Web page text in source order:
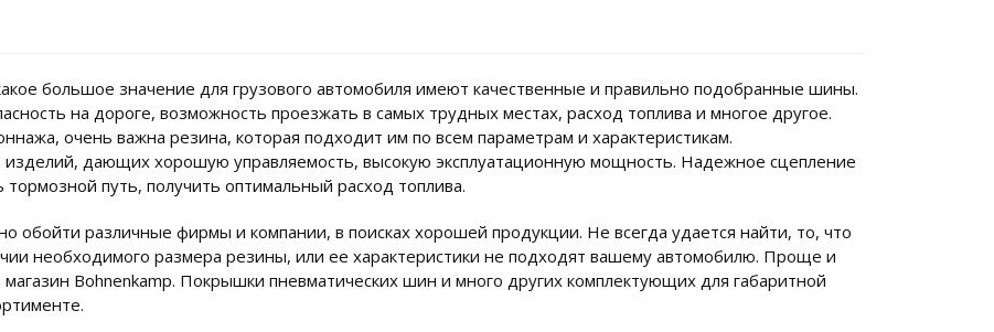
большое значение для грузового автомобиля имеют качественные и правильно подобранные шины.
на дороге, возможность проезжать в самых трудных местах, расход топлива и многое другое.
очень важна резина, которая подходит им по всем параметрам и характеристикам.
дающих хорошую управляемость, высокую эксплуатационную мощность. Надежное сцепление
путь, получить оптимальный расход топлива.
различные фирмы и компании, в поисках хорошей продукции. Не всегда удается найти, то, что
необходимого размера резины, или ее характеристики не подходят вашему автомобилю. Проще и
Bohnenkamp. Покрышки пневматических шин и много других комплектующих для габаритной